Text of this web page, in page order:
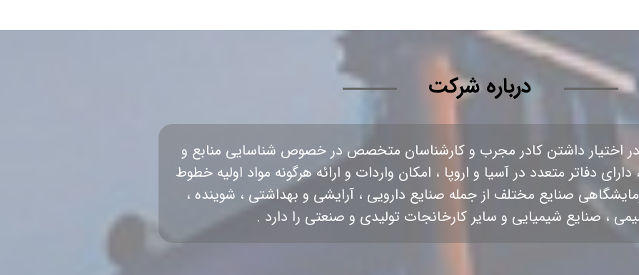
درباره‌ شرکت
در اختیار داشتن کادر مجرب و کارشناسان متخصص در خصوص شناسایی منابع و
دفاتر متعدد در آسیا و اروپا ، امکان واردات و ارائه هرگونه مواد اولیه خطوط
صنایع مختلف از جمله صنایع دارویی ، آرایشی و بهداشتی ، شوینده ،
، صنایع شیمیایی و سایر کارخانجات تولیدی و صنعتی را دارد .